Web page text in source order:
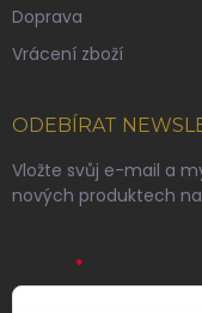
Doprava
Vrácení zboží
ODEBÍRAT
Vložte svůj e-mail a
nových produktech